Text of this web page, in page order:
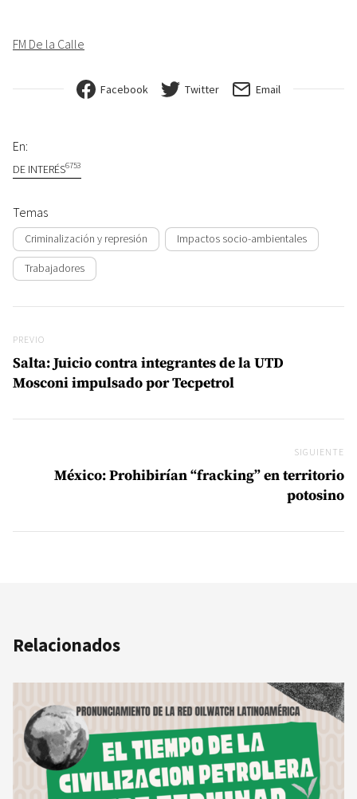
FM De la Calle
Facebook Twitter Email
En:
DE INTERÉS6753
Temas
Criminalización y represión Impactos socio-ambientales
Trabajadores
Previo
PREVIO
Salta: Juicio contra integrantes de la UTD
Mosconi impulsado por Tecpetrol
SIGUIENTE
México: Prohibirían “fracking” en territorio
potosino
Relacionados